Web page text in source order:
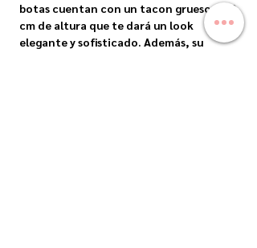
botas cuentan con un tacon grueso de 9
cm de altura que te dará un look
elegante y sofisticado. Además, su